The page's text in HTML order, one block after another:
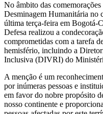
No âmbito das comemorações
Desminagem Humanitária no
última terça-feira em Bogotá-
Defesa realizou a
comprometidas com a tarefa
hemisfério, incluindo a
Inclusiva (DIVRI) do
A menção é um
por inúmeras pessoas e
em favor do nobre propósito
nosso continente e